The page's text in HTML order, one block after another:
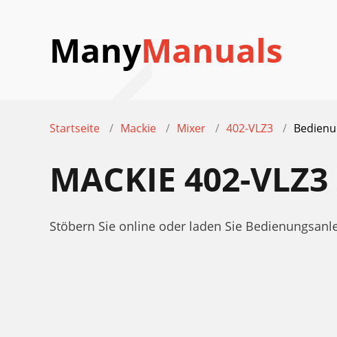
ManyManuals
Startseite Mackie Mixer 402-VLZ3
MACKIE 402-
Stöbern Sie online oder laden Sie